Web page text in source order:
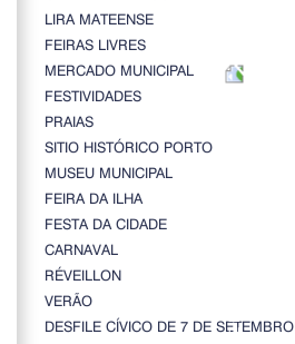
LIRA MATEENSE
FEIRAS LIVRES
MERCADO MUNICIPAL
FESTIVIDADES
PRAIAS
SITIO HISTÓRICO PORTO
MUSEU MUNICIPAL
FEIRA DA ILHA
FESTA DA CIDADE
CARNAVAL
RÉVEILLON
VERÃO
DESFILE CÍVICO DE 7 DE SETEMBRO